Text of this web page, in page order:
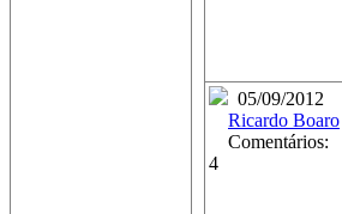
05/09/2012
Ricardo Boaro
Comentários:
4